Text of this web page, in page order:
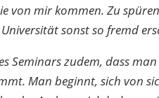
von mir kommen. Zu
sonst so fremd
Seminars zudem, dass
Man beginnt, sich von